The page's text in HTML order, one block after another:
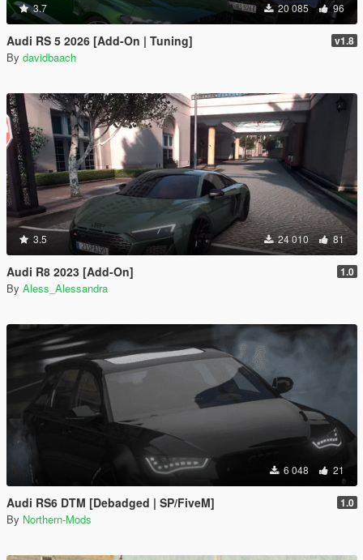
3.7 20 085 96
Audi RS 5 2026 [Add-On | Tuning] v1.8
By davidbaach
3.5 24 010 81
Audi R8 2023 [Add-On] 1.0
By Aless_Alessandra
6 048 21
Audi RS6 DTM [Debadged | SP/FiveM] 1.0
By Northern-Mods